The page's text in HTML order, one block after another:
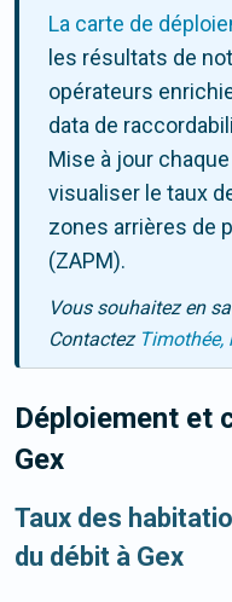
La carte de
les résultats de
opérateurs
data de
Mise à jour
visualiser le taux
zones arrières de
(ZAPM).
Vous souhaitez en
Contactez Timothée,
Déploiement et
Gex
Taux des
du débit à Gex